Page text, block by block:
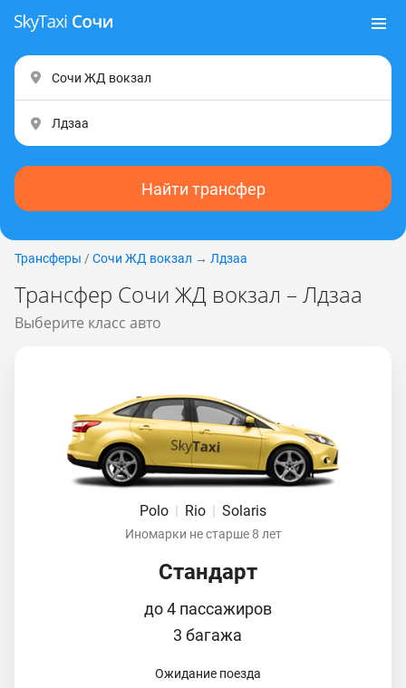
Найти трансфер
Трансферы / Сочи ЖД вокзал → Лдзаа
Трансфер Сочи ЖД вокзал – Лдзаа
Выберите класс авто
Polo | Rio | Solaris
Иномарки не старше 8 лет
Стандарт
до 4 пассажиров
3 багажа
Ожидание поезда